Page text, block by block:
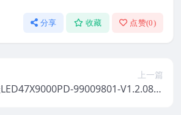
分享 收藏 点赞(0)
上一篇
99009801-V1.2.08原